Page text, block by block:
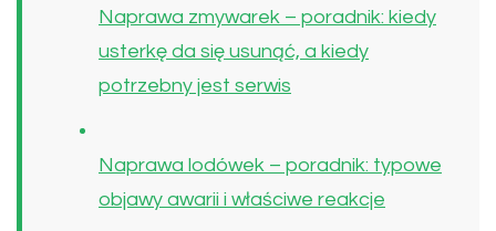
Naprawa zmywarek – poradnik: kiedy
usterkę da się usunąć, a kiedy
potrzebny jest serwis
Naprawa lodówek – poradnik: typowe
objawy awarii i właściwe reakcje